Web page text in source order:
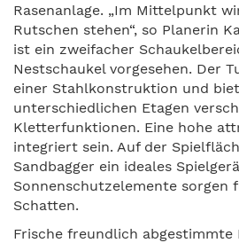
Rasenanlage. „Im Mittelpunkt
Rutschen stehen“, so Planerin
ist ein zweifacher
Nestschaukel vorgesehen. Der
einer Stahlkonstruktion und
unterschiedlichen Etagen
Kletterfunktionen. Eine hohe
integriert sein. Auf der
Sandbagger ein ideales
Sonnenschutzelemente sorgen
Schatten.
Frische freundlich abgestimmte